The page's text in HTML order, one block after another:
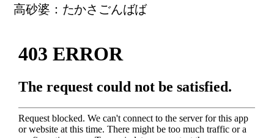
高砂婆：たかさごんばば